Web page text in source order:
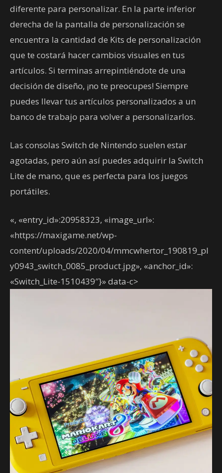
diferente para personalizar. En la parte inferior
derecha de la pantalla de personalización se
encuentra la cantidad de Kits de personalización
que te costará hacer cambios visuales en tus
artículos. Si terminas arrepintiéndote de una
decisión de diseño, ¡no te preocupes! Siempre
puedes llevar tus artículos personalizados a un
banco de trabajo para volver a personalizarlos.
Las consolas Switch de Nintendo suelen estar
agotadas, pero aún así puedes adquirir la Switch
Lite de mano, que es perfecta para los juegos
portátiles.
«, «entry_id»:20958323, «image_url»:
«https://maxigame.net/wp-
content/uploads/2020/04/mmcwhertor_190819_pl
y0943_switch_0085_product.jpg», «anchor_id»:
«Switch_Lite-1510439″}» data-c>